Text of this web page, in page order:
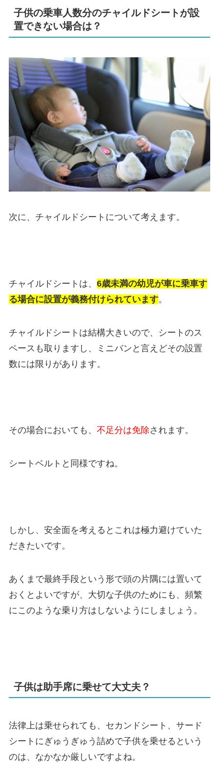
子供の乗車人数分のチャイルドシートが設
置できない場合は？
次に、チャイルドシートについて考えます。
チャイルドシートは、 6歳未満の幼児が車に乗車す
る場合に設置が義務付けられています。
チャイルドシートは結構大きいので、シートのス
ペースも取りますし、ミニバンと言えどその設置
数には限りがあります。
その場合においても、 不足分は免除されます。
シートベルトと同様ですね。
しかし、安全面を考えるとこれは極力避けていた
だきたいです。
あくまで最終手段という形で頭の片隅には置いて
おくとよいですが、大切な子供のためにも、頻繁
にこのような乗り方はしないようにしましょう。
子供は助手席に乗せて大丈夫？
法律上は乗せられても、セカンドシート、サード
シートにぎゅうぎゅう詰めで子供を乗せるという
のは、なかなか厳しいですよね。